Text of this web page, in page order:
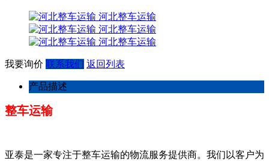
河北整车运输
河北整车运输
河北整车运输
我要询价 联系我们 返回列表
产品描述
整车运输
亚泰是一家专注于整车运输的物流服务提供商。我们以客户为